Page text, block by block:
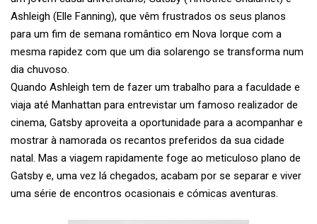
Ashleigh (Elle Fanning), que vêm frustrados os seus planos
para um fim de semana romântico em Nova Iorque com a
mesma rapidez com que um dia solarengo se transforma num
dia chuvoso.
Quando Ashleigh tem de fazer um trabalho para a faculdade e
viaja até Manhattan para entrevistar um famoso realizador de
cinema, Gatsby aproveita a oportunidade para a acompanhar e
mostrar à namorada os recantos preferidos da sua cidade
natal. Mas a viagem rapidamente foge ao meticuloso plano de
Gatsby e, uma vez lá chegados, acabam por se separar e viver
uma série de encontros ocasionais e cómicas aventuras.